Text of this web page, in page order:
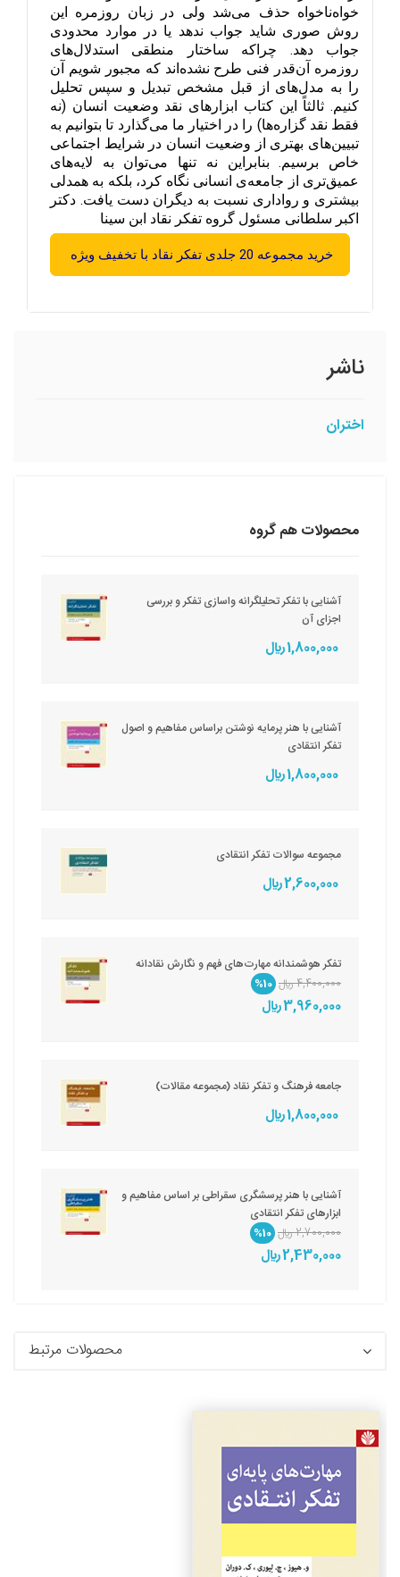
اکبر سلطانی مسئول گروه تفکر نقاد ابن سینا
خرید مجموعه 20 جلدی تفکر نقاد با تخفیف ویژه
ناشر
اختران
محصولات هم گروه
آشنایی با تفکر تحلیلگرانه واسازی تفکر و بررسی
اجزای آن
1,800,000 ريال
آشنایی با هنر پرمایه نوشتن براساس مفاهیم و اصول
تفکر انتقادی
1,800,000 ريال
مجموعه سوالات تفکر انتقادی
2,600,000 ريال
تفکر هوشمندانه مهارت‌های فهم و نگارش نقادانه
4,400,000 ريال
%10
3,960,000 ريال
جامعه فرهنگ و تفکر نقاد (مجموعه مقالات)
1,800,000 ريال
آشنایی با هنر پرسشگری سقراطی بر اساس مفاهیم و
ابزارهای تفکر انتقادی
2,700,000 ريال
%10
2,430,000 ريال
محصولات مرتبط